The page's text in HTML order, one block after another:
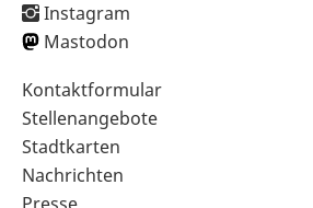
Instagram
Mastodon
Sekundärnavigation
im
Fußbereich
Kontaktformular
Stellenangebote
Stadtkarten
Nachrichten